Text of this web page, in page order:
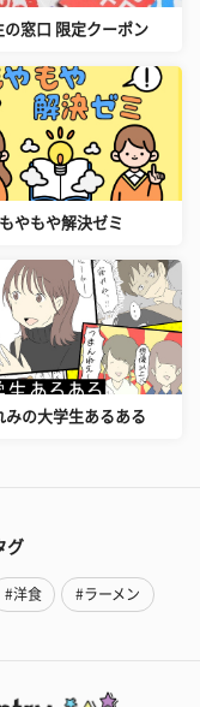
の窓口 限定クーポン
もやもや解決ゼミ
みの大学生あるある
グ
#洋食 #ラーメン